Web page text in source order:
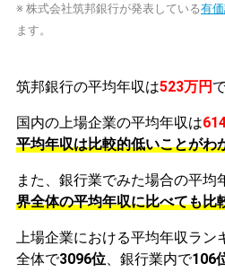
※ 株式会社筑邦銀行が発表している有
ます。
筑邦銀行の平均年収は523万円
国内の上場企業の平均年収は
平均年収は比較的低いことがわ
また、銀行業でみた場合の平均
界全体の平均年収に比べても比
上場企業における平均年収ラン
全体で3096位、銀行業内で106